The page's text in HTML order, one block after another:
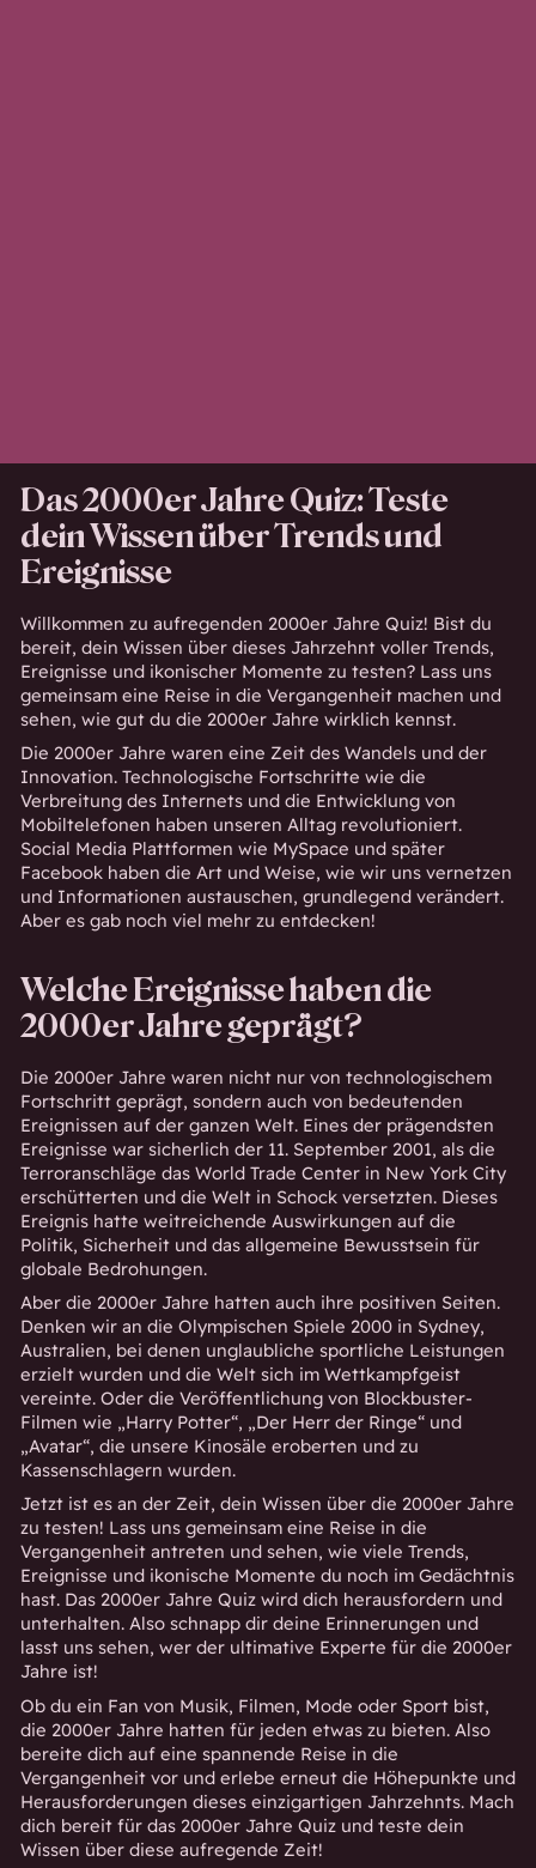
Das 2000er Jahre Quiz: Teste
dein Wissen über Trends und
Ereignisse
Willkommen zu aufregenden 2000er Jahre Quiz! Bist du
bereit, dein Wissen über dieses Jahrzehnt voller Trends,
Ereignisse und ikonischer Momente zu testen? Lass uns
gemeinsam eine Reise in die Vergangenheit machen und
sehen, wie gut du die 2000er Jahre wirklich kennst.
Die 2000er Jahre waren eine Zeit des Wandels und der
Innovation. Technologische Fortschritte wie die
Verbreitung des Internets und die Entwicklung von
Mobiltelefonen haben unseren Alltag revolutioniert.
Social Media Plattformen wie MySpace und später
Facebook haben die Art und Weise, wie wir uns vernetzen
und Informationen austauschen, grundlegend verändert.
Aber es gab noch viel mehr zu entdecken!
Welche Ereignisse haben die
2000er Jahre geprägt?
Die 2000er Jahre waren nicht nur von technologischem
Fortschritt geprägt, sondern auch von bedeutenden
Ereignissen auf der ganzen Welt. Eines der prägendsten
Ereignisse war sicherlich der 11. September 2001, als die
Terroranschläge das World Trade Center in New York City
erschütterten und die Welt in Schock versetzten. Dieses
Ereignis hatte weitreichende Auswirkungen auf die
Politik, Sicherheit und das allgemeine Bewusstsein für
globale Bedrohungen.
Aber die 2000er Jahre hatten auch ihre positiven Seiten.
Denken wir an die Olympischen Spiele 2000 in Sydney,
Australien, bei denen unglaubliche sportliche Leistungen
erzielt wurden und die Welt sich im Wettkampfgeist
vereinte. Oder die Veröffentlichung von Blockbuster-
Filmen wie „Harry Potter“, „Der Herr der Ringe“ und
„Avatar“, die unsere Kinosäle eroberten und zu
Kassenschlagern wurden.
Jetzt ist es an der Zeit, dein Wissen über die 2000er Jahre
zu testen! Lass uns gemeinsam eine Reise in die
Vergangenheit antreten und sehen, wie viele Trends,
Ereignisse und ikonische Momente du noch im Gedächtnis
hast. Das 2000er Jahre Quiz wird dich herausfordern und
unterhalten. Also schnapp dir deine Erinnerungen und
lasst uns sehen, wer der ultimative Experte für die 2000er
Jahre ist!
Ob du ein Fan von Musik, Filmen, Mode oder Sport bist,
die 2000er Jahre hatten für jeden etwas zu bieten. Also
bereite dich auf eine spannende Reise in die
Vergangenheit vor und erlebe erneut die Höhepunkte und
Herausforderungen dieses einzigartigen Jahrzehnts. Mach
dich bereit für das 2000er Jahre Quiz und teste dein
Wissen über diese aufregende Zeit!